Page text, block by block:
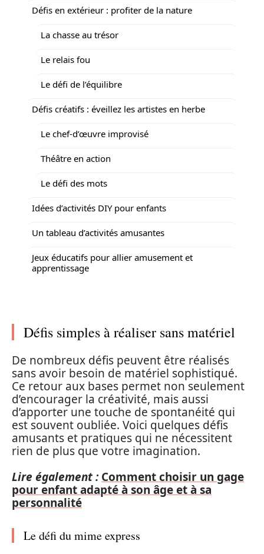
Défis en extérieur : profiter de la nature
La chasse au trésor
Le relais fou
Le défi de l’équilibre
Défis créatifs : éveillez les artistes en herbe
Le chef-d’œuvre improvisé
Théâtre en action
Le défi des mots
Idées d’activités DIY pour enfants
Un tableau d’activités amusantes
Jeux éducatifs pour allier amusement et
apprentissage
Défis simples à réaliser sans matériel
De nombreux défis peuvent être réalisés
sans avoir besoin de matériel sophistiqué.
Ce retour aux bases permet non seulement
d’encourager la créativité, mais aussi
d’apporter une touche de spontanéité qui
est souvent oubliée. Voici quelques défis
amusants et pratiques qui ne nécessitent
rien de plus que votre imagination.
Lire également : Comment choisir un gage
pour enfant adapté à son âge et à sa
personnalité
Le défi du mime express